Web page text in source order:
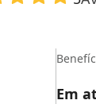
Em